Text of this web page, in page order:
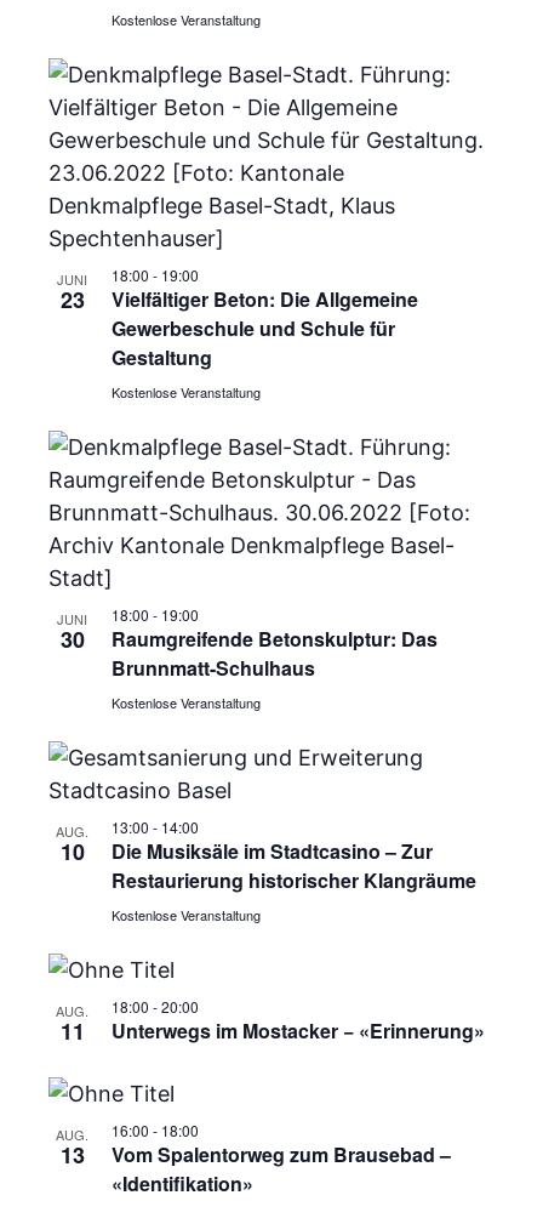
u
g
S
h
e
n
n
s
i
t
n
n
o
Kostenlose Veranstaltung
JUNI
23
18:00 - 19:00
Vielfältiger Beton: Die Allgemeine
Gewerbeschule und Schule für
Gestaltung
Kostenlose Veranstaltung
JUNI
30
18:00 - 19:00
Raumgreifende Betonskulptur: Das
Brunnmatt-Schulhaus
Kostenlose Veranstaltung
AUG.
10
13:00 - 14:00
Die Musiksäle im Stadtcasino – Zur
Restaurierung historischer Klangräume
Kostenlose Veranstaltung
AUG.
11
18:00 -20:00
Unterwegs im Mostacker − «Erinnerung»
AUG.
13
16:00 - 18:00
Vom Spalentorweg zum Brausebad –
«Identifikation»